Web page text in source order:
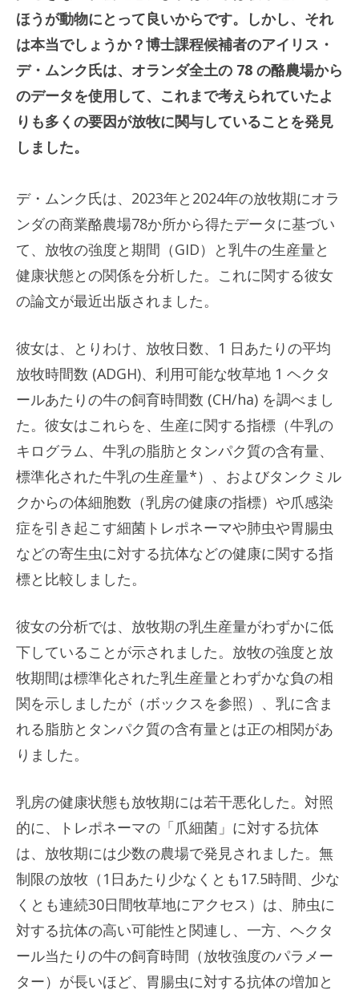
ほうが動物にとって良いからです。しかし、それ
は本当でしょうか？博士課程候補者のアイリス・
デ・ムンク氏は、オランダ全土の 78 の酪農場から
のデータを使用して、これまで考えられていたよ
りも多くの要因が放牧に関与していることを発見
しました。
デ・ムンク氏は、2023年と2024年の放牧期にオラ
ンダの商業酪農場78か所から得たデータに基づい
て、放牧の強度と期間（GID）と乳牛の生産量と
健康状態との関係を分析した。これに関する彼女
の論文が最近出版されました。
彼女は、とりわけ、放牧日数、1 日あたりの平均
放牧時間数 (ADGH)、利用可能な牧草地 1 ヘクタ
ールあたりの牛の飼育時間数 (CH/ha) を調べまし
た。彼女はこれらを、生産に関する指標（牛乳の
キログラム、牛乳の脂肪とタンパク質の含有量、
標準化された牛乳の生産量*）、およびタンクミル
クからの体細胞数（乳房の健康の指標）や爪感染
症を引き起こす細菌トレポネーマや肺虫や胃腸虫
などの寄生虫に対する抗体などの健康に関する指
標と比較しました。
彼女の分析では、放牧期の乳生産量がわずかに低
下していることが示されました。放牧の強度と放
牧期間は標準化された乳生産量とわずかな負の相
関を示しましたが（ボックスを参照）、乳に含ま
れる脂肪とタンパク質の含有量とは正の相関があ
りました。
乳房の健康状態も放牧期には若干悪化した。対照
的に、トレポネーマの「爪細菌」に対する抗体
は、放牧期には少数の農場で発見されました。無
制限の放牧（1日あたり少なくとも17.5時間、少な
くとも連続30日間牧草地にアクセス）は、肺虫に
対する抗体の高い可能性と関連し、一方、ヘクタ
ール当たりの牛の飼育時間（放牧強度のパラメー
ター）が長いほど、胃腸虫に対する抗体の増加と